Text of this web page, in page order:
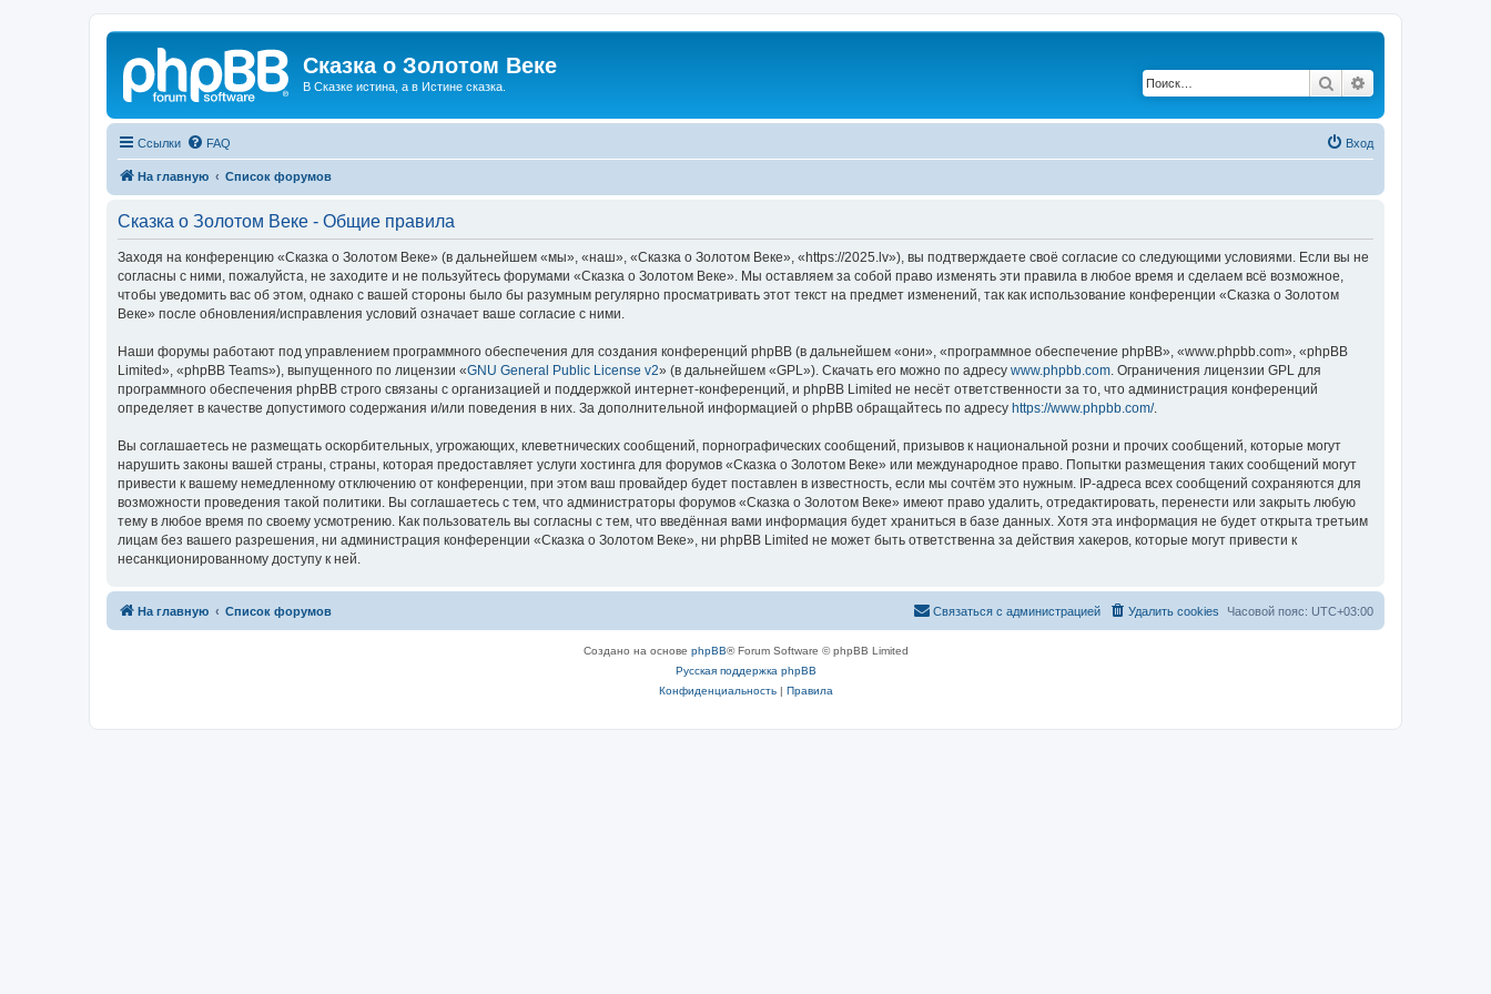
Сказка о Золотом Веке
В Сказке истина, а в Истине сказка. Поиск
Ссылки FAQ Вход
На главную Список форумов
Сказка о Золотом Веке - Общие правила
Заходя на конференцию «Сказка о Золотом Веке» (в дальнейшем «мы», «наш», «Сказка о Золотом Веке», «https://2025.lv»), вы подтверждаете своё согласие со следующими условиями. Если вы не
согласны с ними, пожалуйста, не заходите и не пользуйтесь форумами «Сказка о Золотом Веке». Мы оставляем за собой право изменять эти правила в любое время и сделаем всё возможное,
чтобы уведомить вас об этом, однако с вашей стороны было бы разумным регулярно просматривать этот текст на предмет изменений, так как использование конференции «Сказка о Золотом
Веке» после обновления/исправления условий означает ваше согласие с ними.
Наши форумы работают под управлением программного обеспечения для создания конференций phpBB (в дальнейшем «они», «программное обеспечение phpBB», «www.phpbb.com», «phpBB
Limited», «phpBB Teams»), выпущенного по лицензии «GNU General Public License v2» (в дальнейшем «GPL»). Скачать его можно по адресу www.phpbb.com . Ограничения лицензии GPL для
программного обеспечения phpBB строго связаны с организацией и поддержкой интернет-конференций, и phpBB Limited не несёт ответственности за то, что администрация конференций
определяет в качестве допустимого содержания и/или поведения в них. За дополнительной информацией о phpBB обращайтесь по адресу https://www.phpbb.com/.
Вы соглашаетесь не размещать оскорбительных, угрожающих, клеветнических сообщений, порнографических сообщений, призывов к национальной розни и прочих сообщений, которые могут
нарушить законы вашей страны, страны, которая предоставляет услуги хостинга для форумов «Сказка о Золотом Веке» или международное право. Попытки размещения таких сообщений могут
привести к вашему немедленному отключению от конференции, при этом ваш провайдер будет поставлен в известность, если мы сочтём это нужным. IP-адреса всех сообщений сохраняются для
возможности проведения такой политики. Вы соглашаетесь с тем, что администраторы форумов «Сказка о Золотом Веке» имеют право удалить, отредактировать, перенести или закрыть любую
тему в любое время по своему усмотрению. Как пользователь вы согласны с тем, что введённая вами информация будет храниться в базе данных. Хотя эта информация не будет открыта третьим
лицам без вашего разрешения, ни администрация конференции «Сказка о Золотом Веке», ни phpBB Limited не может быть ответственна за действия хакеров, которые могут привести к
несанкционированному доступу к ней.
На главную Список форумов Часовой пояс: UTC+03:00
Удалить cookies
Связаться с администрацией
Создано на основе phpBB® Forum Software © phpBB Limited
Русская поддержка phpBB
Конфиденциальность| Правила